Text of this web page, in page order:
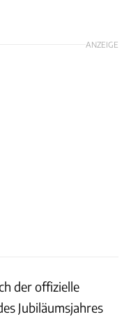
ANZEIGE
der offizielle
Jubiläumsjahres